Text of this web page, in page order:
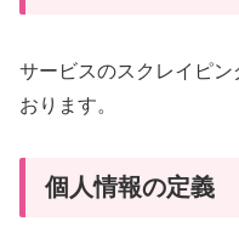
サービスのスクレイピ
おります。
個人情報の定義